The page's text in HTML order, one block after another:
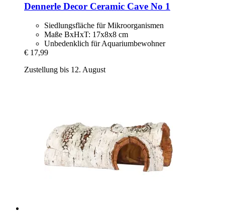
Dennerle Decor Ceramic Cave No 1
Siedlungsfläche für Mikroorganismen
Maße BxHxT: 17x8x8 cm
Unbedenklich für Aquariumbewohner
€ 17,99
Zustellung bis 12. August